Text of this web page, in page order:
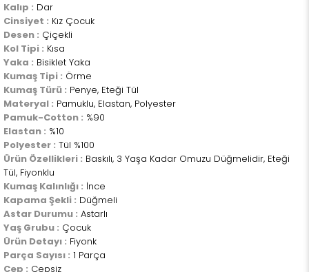
Kalıp : Dar
Cinsiyet : Kız Çocuk
Desen : Çiçekli
Kol Tipi : Kısa
Yaka : Bisiklet Yaka
Kumaş Tipi : Örme
Kumaş Türü : Penye, Eteği Tül
Materyal : Pamuklu, Elastan, Polyester
Pamuk-Cotton : %90
Elastan : %10
Polyester : Tül %100
Ürün Özellikleri : Baskılı, 3 Yaşa Kadar Omuzu Düğmelidir, Eteği
Tül, Fiyonklu
Kumaş Kalınlığı : İnce
Kapama Şekli : Düğmeli
Astar Durumu : Astarlı
Yaş Grubu : Çocuk
Ürün Detayı : Fiyonk
Parça Sayısı : 1 Parça
Cep : Cepsiz